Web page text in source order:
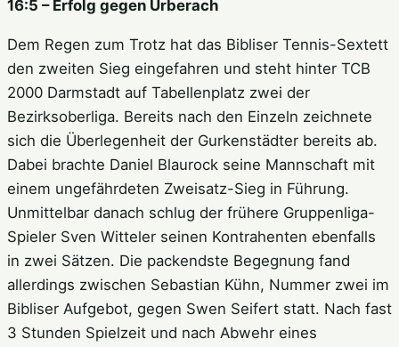
16:5 – Erfolg gegen Urberach
Dem Regen zum Trotz hat das Bibliser Tennis-Sextett
den zweiten Sieg eingefahren und steht hinter TCB
2000 Darmstadt auf Tabellenplatz zwei der
Bezirksoberliga. Bereits nach den Einzeln zeichnete
sich die Überlegenheit der Gurkenstädter bereits ab.
Dabei brachte Daniel Blaurock seine Mannschaft mit
einem ungefährdeten Zweisatz-Sieg in Führung.
Unmittelbar danach schlug der frühere Gruppenliga-
Spieler Sven Witteler seinen Kontrahenten ebenfalls
in zwei Sätzen. Die packendste Begegnung fand
allerdings zwischen Sebastian Kühn, Nummer zwei im
Bibliser Aufgebot, gegen Swen Seifert statt. Nach fast
3 Stunden Spielzeit und nach Abwehr eines